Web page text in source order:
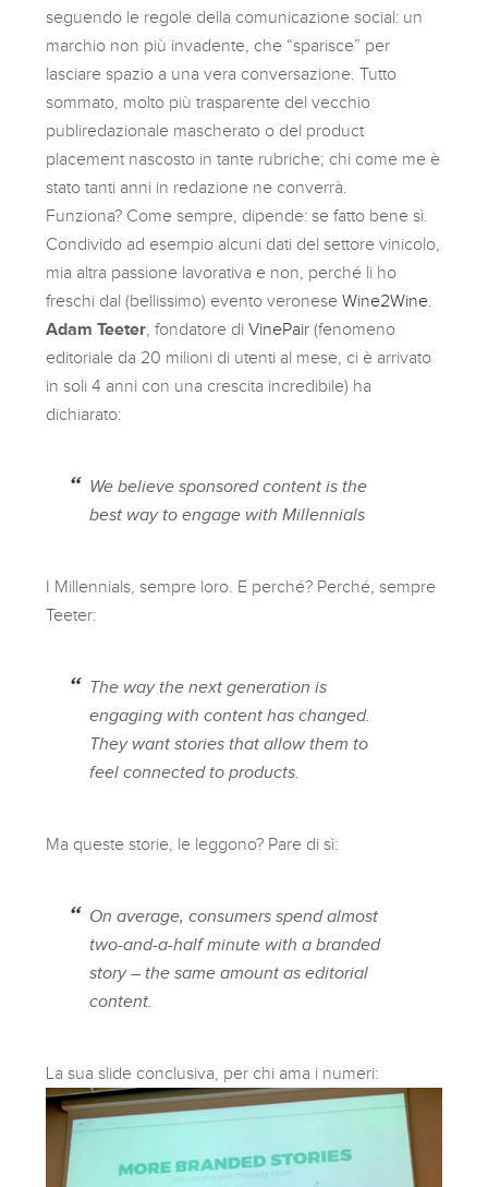
seguendo le regole della comunicazione social: un
marchio non più invadente, che “sparisce” per
lasciare spazio a una vera conversazione. Tutto
sommato, molto più trasparente del vecchio
publiredazionale mascherato o del product
placement nascosto in tante rubriche; chi come me è
stato tanti anni in redazione ne converrà.
Funziona? Come sempre, dipende: se fatto bene sì.
Condivido ad esempio alcuni dati del settore vinicolo,
mia altra passione lavorativa e non, perché li ho
freschi dal (bellissimo) evento veroneseWine2Wine
Adam Teeter , fondatore diVinePair (fenomeno
editoriale da 20 milioni di utenti al mese, ci è arrivato
in soli 4 anni con una crescita incredibile) ha
dichiarato:
We believe sponsored content is the
best way to engage with Millennials
I Millennials, sempre loro. E perché? Perché, sempre
Teeter:
The way the next generation is
engaging with content has changed.
They want stories that allow them to
feel connected to products.
Ma queste storie, le leggono? Pare di sì:
On average, consumers spend almost
two-and-a-half minute with a branded
story – the same amount as editorial
content.
La sua slide conclusiva, per chi ama i numeri: